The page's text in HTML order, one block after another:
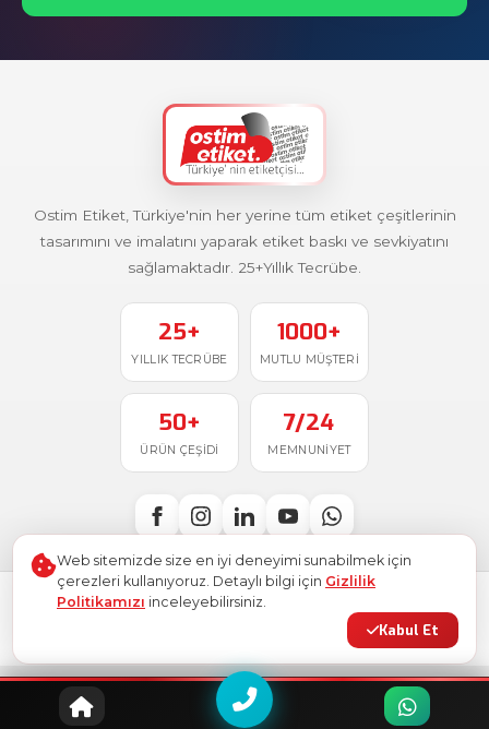
Ostim Etiket, Türkiye'nin her yerine tüm etiket çeşitlerinin
tasarımını ve imalatını yaparak etiket baskı ve sevkiyatını
sağlamaktadır. 25+Yıllık Tecrübe.
25+
YILLIK TECRÜBE
1000+
MUTLU MÜŞTERI
50+
ÜRÜN ÇEŞIDI
7/24
MEMNUNIYET
. Tüm hakları saklıdır.
Türkiye'de ile üretildi
Site Haritası
Web sitemizde size en iyi deneyimi sunabilmek için
çerezleri kullanıyoruz. Detaylı bilgi için Gizlilik
Politikamızı inceleyebilirsiniz.
Kabul Et